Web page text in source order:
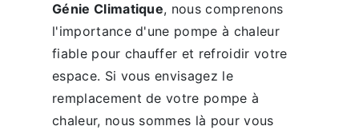
Génie Climatique, nous comprenons
l'importance d'une pompe à chaleur
fiable pour chauffer et refroidir votre
espace. Si vous envisagez le
remplacement de votre pompe à
chaleur, nous sommes là pour vous